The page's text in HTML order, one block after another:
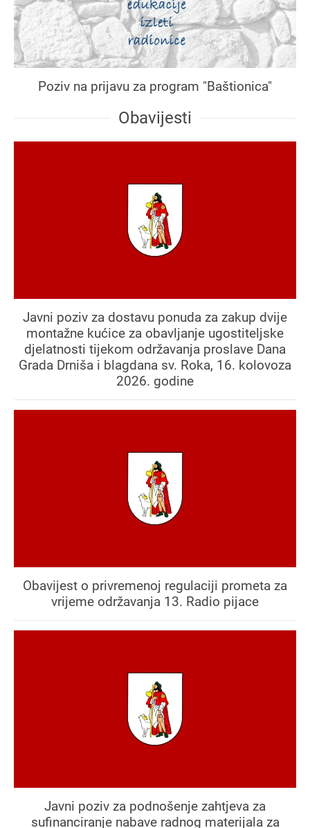
Poziv na prijavu za program "Baštionica"
Obavijesti
Javni poziv za dostavu ponuda za zakup dvije
montažne kućice za obavljanje ugostiteljske
djelatnosti tijekom održavanja proslave Dana
Grada Drniša i blagdana sv. Roka, 16. kolovoza
2026. godine
Obavijest o privremenoj regulaciji prometa za
vrijeme održavanja 13. Radio pijace
Javni poziv za podnošenje zahtjeva za
sufinanciranje nabave radnog materijala za